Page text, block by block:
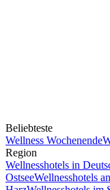
Beliebteste
Wellness Wochenende
Region
Wellnesshotels in
OstseeWellnesshotels